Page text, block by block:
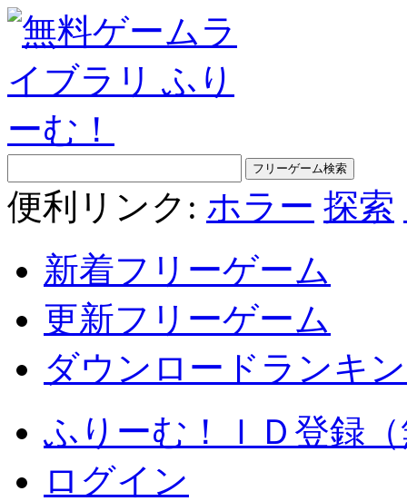
便利リンク: ホラー 探索
新着フリーゲーム
更新フリーゲーム
ダウンロードランキ
ふりーむ！ＩＤ登録
ログイン